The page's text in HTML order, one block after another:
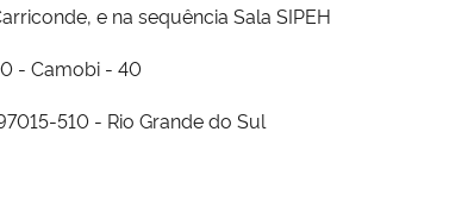
e na sequência Sala SIPEH
- Camobi - 40
510 - Rio Grande do Sul